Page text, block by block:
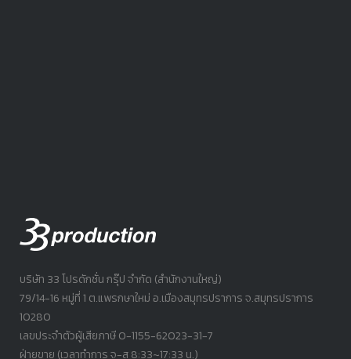
บริษัท 33 โปรดักชั่น กรุ๊ป จำกัด (สำนักงานใหญ่)
79/14-16 หมู่ที่ 1 ต.แพรกษาใหม่ อ.เมืองสมุทรปราการ จ.สมุทรปราการ
10280
เลขประจำตัวผู้เสียภาษี 0-1155-62023-31-7
ฝ่ายขาย (เวลาทำการ จ-ส 8:33~17:33 น.)